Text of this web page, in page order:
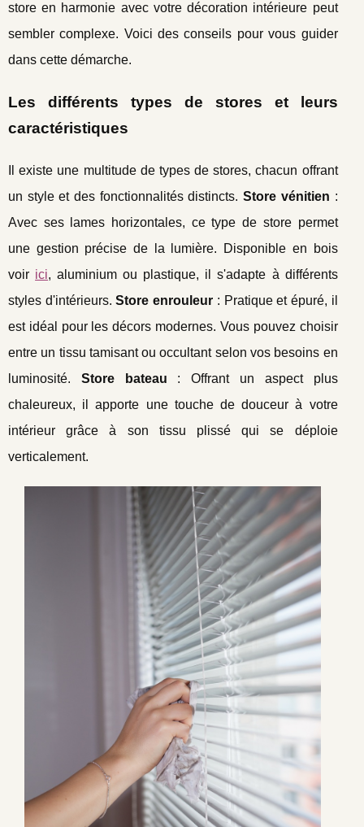
store en harmonie avec votre décoration intérieure peut
sembler complexe. Voici des conseils pour vous guider
dans cette démarche.
Les différents types de stores et leurs
caractéristiques
Il existe une multitude de types de stores, chacun offrant
un style et des fonctionnalités distincts.Store vénitien :
Avec ses lames horizontales, ce type de store permet
une gestion précise de la lumière. Disponible en bois
voir ici, aluminium ou plastique, il s'adapte à différents
styles d'intérieurs.Store enrouleur : Pratique et épuré, il
est idéal pour les décors modernes. Vous pouvez choisir
entre un tissu tamisant ou occultant selon vos besoins en
luminosité. Store bateau : Offrant un aspect plus
chaleureux, il apporte une touche de douceur à votre
intérieur grâce à son tissu plissé qui se déploie
verticalement.